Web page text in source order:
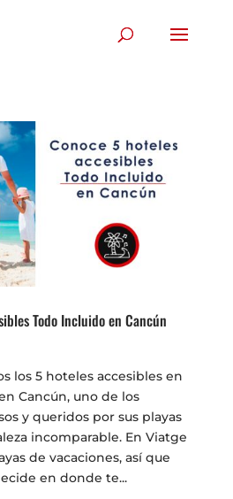
Todo Incluido en Cancún
los 5 hoteles accesibles en
Cancún, uno de los
y queridos por sus playas
incomparable. En Viatge
de vacaciones, así que
en donde te...